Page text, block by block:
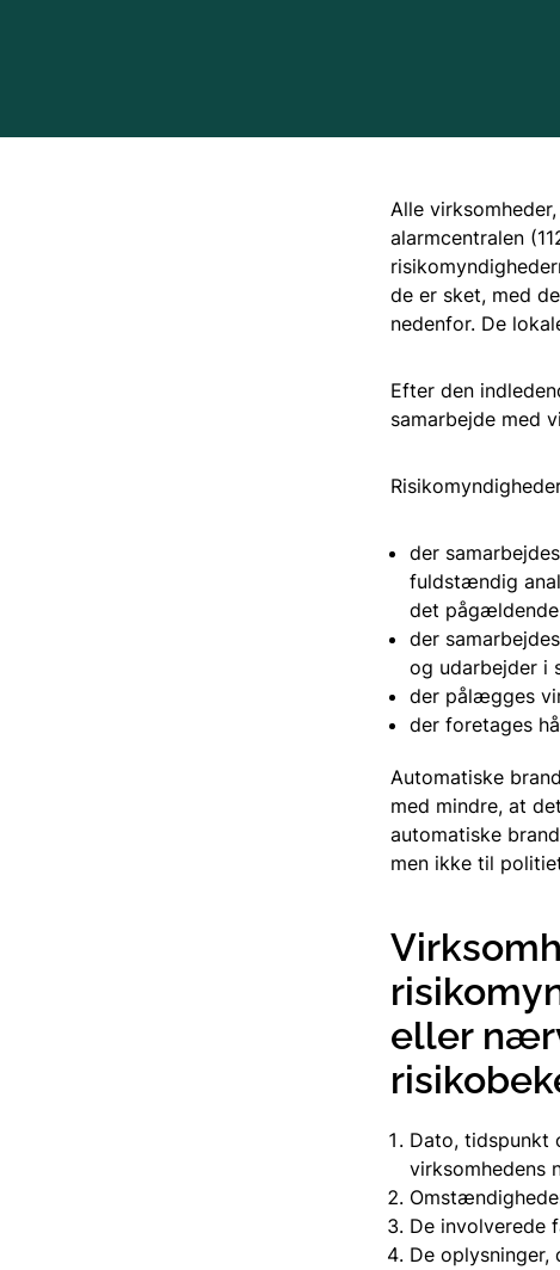
Alle
alarmcentralen
de er sket, med
nedenfor. De
Efter den
samarbejde med
der
fuldstændig
det pågældende
der
og udarbejder i
der pålægges
der foretages
Automatiske
med mindre, at
automatiske
men ikke til
eller
Dato, tidspunkt
virksomhedens
De involverede
De